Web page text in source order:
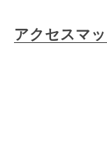
アクセスマ